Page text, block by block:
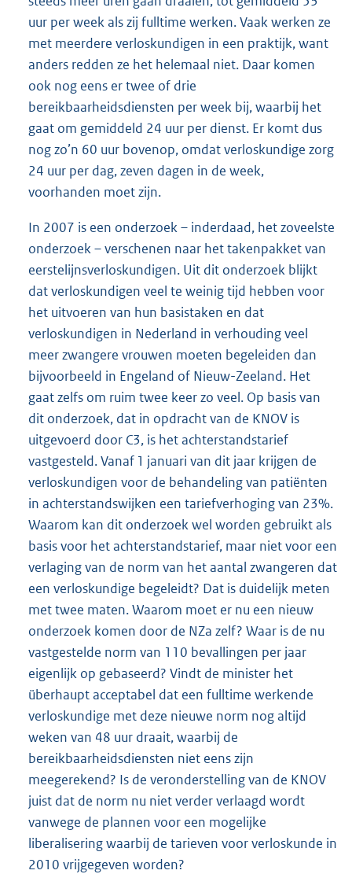
uur per week als zij fulltime werken. Vaak werken ze
met meerdere verloskundigen in een praktijk, want
anders redden ze het helemaal niet. Daar komen
ook nog eens er twee of drie
bereikbaarheidsdiensten per week bij, waarbij het
gaat om gemiddeld 24 uur per dienst. Er komt dus
nog zo’n 60 uur bovenop, omdat verloskundige zorg
24 uur per dag, zeven dagen in de week,
voorhanden moet zijn.
In 2007 is een onderzoek – inderdaad, het zoveelste
onderzoek – verschenen naar het takenpakket van
eerstelijnsverloskundigen. Uit dit onderzoek blijkt
dat verloskundigen veel te weinig tijd hebben voor
het uitvoeren van hun basistaken en dat
verloskundigen in Nederland in verhouding veel
meer zwangere vrouwen moeten begeleiden dan
bijvoorbeeld in Engeland of Nieuw-Zeeland. Het
gaat zelfs om ruim twee keer zo veel. Op basis van
dit onderzoek, dat in opdracht van de KNOV is
uitgevoerd door C3, is het achterstandstarief
vastgesteld. Vanaf 1 januari van dit jaar krijgen de
verloskundigen voor de behandeling van patiënten
in achterstandswijken een tariefverhoging van 23%.
Waarom kan dit onderzoek wel worden gebruikt als
basis voor het achterstandstarief, maar niet voor een
verlaging van de norm van het aantal zwangeren dat
een verloskundige begeleidt? Dat is duidelijk meten
met twee maten. Waarom moet er nu een nieuw
onderzoek komen door de NZa zelf? Waar is de nu
vastgestelde norm van 110 bevallingen per jaar
eigenlijk op gebaseerd? Vindt de minister het
überhaupt acceptabel dat een fulltime werkende
verloskundige met deze nieuwe norm nog altijd
weken van 48 uur draait, waarbij de
bereikbaarheidsdiensten niet eens zijn
meegerekend? Is de veronderstelling van de KNOV
juist dat de norm nu niet verder verlaagd wordt
vanwege de plannen voor een mogelijke
liberalisering waarbij de tarieven voor verloskunde in
2010 vrijgegeven worden?